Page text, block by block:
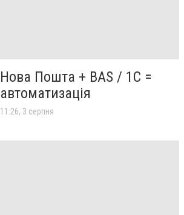
Нова Пошта + BAS / 1C =
автоматизація
11:26, 3 серпня